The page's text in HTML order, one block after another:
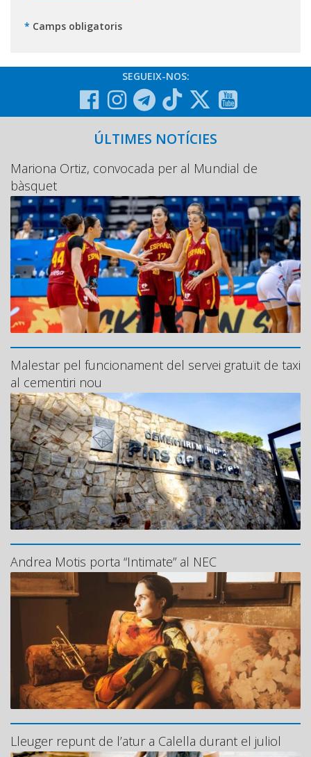
* Camps obligatoris
SEGUEIX-NOS:
ÚLTIMES NOTÍCIES
Mariona Ortiz, convocada per al Mundial de
bàsquet
Malestar pel funcionament del servei gratuït de taxi
al cementiri nou
Andrea Motis porta “Intimate” al NEC
Lleuger repunt de l’atur a Calella durant el juliol